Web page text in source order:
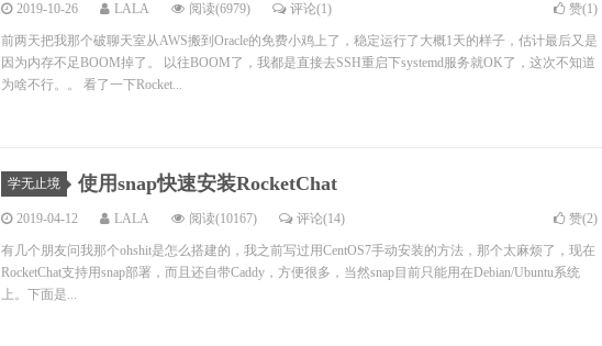
2019-10-26 LALA 阅读(6979) 评论(1) 赞(1)
前两天把我那个破聊天室从AWS搬到Oracle的免费小鸡上了，稳定运行了大概1天的样子，估计最后又是
因为内存不足BOOM掉了。 以往BOOM了，我都是直接去SSH重启下systemd服务就OK了，这次不知道
为啥不行。。 看了一下Rocket...
学无止境 使用snap快速安装RocketChat
2019-04-12 LALA 阅读(10167) 评论(14) 赞(2)
有几个朋友问我那个ohshit是怎么搭建的，我之前写过用CentOS7手动安装的方法，那个太麻烦了，现在
RocketChat支持用snap部署，而且还自带Caddy，方便很多，当然snap目前只能用在Debian/Ubuntu系统
上。下面是...